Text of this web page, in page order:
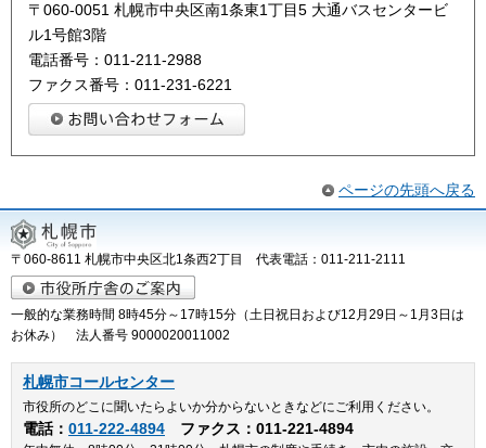
〒060-0051 札幌市中央区南1条東1丁目5 大通バスセンタービ
ル1号館3階
電話番号：011-211-2988
ファクス番号：011-231-6221
ページの先頭へ戻る
〒060-8611 札幌市中央区北1条西2丁目 代表電話：011-211-2111
一般的な業務時間 8時45分～17時15分（土日祝日および12月29日～1月3日は
お休み） 法人番号 9000020011002
札幌市コールセンター
市役所のどこに聞いたらよいか分からないときなどにご利用ください。
電話： 011-222-4894 ファクス：011-221-4894